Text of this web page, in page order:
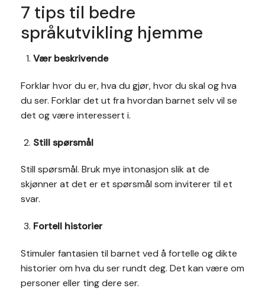
7 tips til bedre
språkutvikling hjemme
Vær beskrivende
Forklar hvor du er, hva du gjør, hvor du skal og hva
du ser. Forklar det ut fra hvordan barnet selv vil se
det og være interessert i.
Still spørsmål
Still spørsmål. Bruk mye intonasjon slik at de
skjønner at det er et spørsmål som inviterer til et
svar.
Fortell historier
Stimuler fantasien til barnet ved å fortelle og dikte
historier om hva du ser rundt deg. Det kan være om
personer eller ting dere ser.